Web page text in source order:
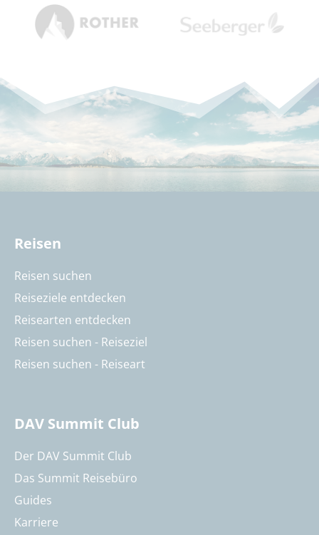
Reisen
Reisen suchen
Reiseziele entdecken
Reisearten entdecken
Reisen suchen - Reiseziel
Reisen suchen - Reiseart
DAV Summit Club
Der DAV Summit Club
Das Summit Reisebüro
Guides
Karriere